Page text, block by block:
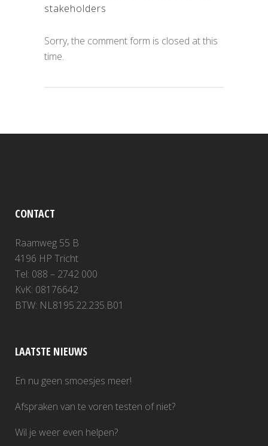
stakeholders
Sorry, the comment form is closed at this
time.
CONTACT
Raamweg 55 B
4196 HP Tricht
Tel: 088 – 2742 000
KvK: 08176642
BTW: NL8195.22.235.B01
LAATSTE NIEUWS
En nu geen smoesjes meer!
Afspraken van te voren testen of niet?
Wil je weer even helpen?